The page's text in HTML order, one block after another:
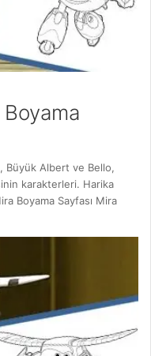
Büyük Albert ve Bello,
karakterleri. Harika
Boyama Sayfası Mira